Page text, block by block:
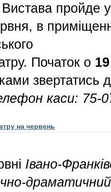
пройде у
в
Початок о 19
звертатись
каси: 75-
на червень
Івано-
драматичний